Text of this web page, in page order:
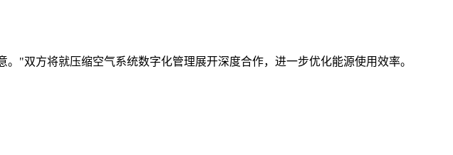
双方将就压缩空气系统数字化管理展开深度合作，进一步优化能源使用效率。